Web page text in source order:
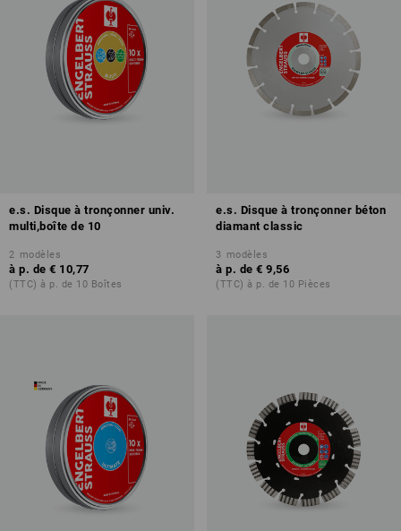
e.s. Disque à tronçonner univ.
multi,boîte de 10
2 modèles
à p. de € 10,77
(TTC) à p. de 10 Boîtes
e.s. Disque à tronçonner béton
diamant classic
3 modèles
à p. de € 9,56
(TTC) à p. de 10 Pièces